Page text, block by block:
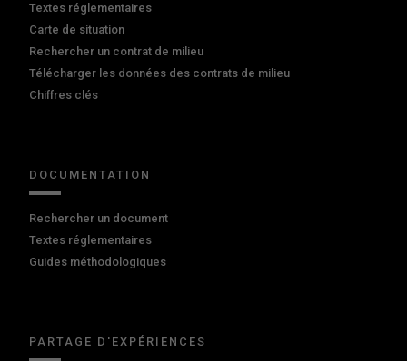
Textes réglementaires
Carte de situation
Rechercher un contrat de milieu
Télécharger les données des contrats de milieu
Chiffres clés
DOCUMENTATION
Rechercher un document
Textes réglementaires
Guides méthodologiques
PARTAGE D'EXPÉRIENCES